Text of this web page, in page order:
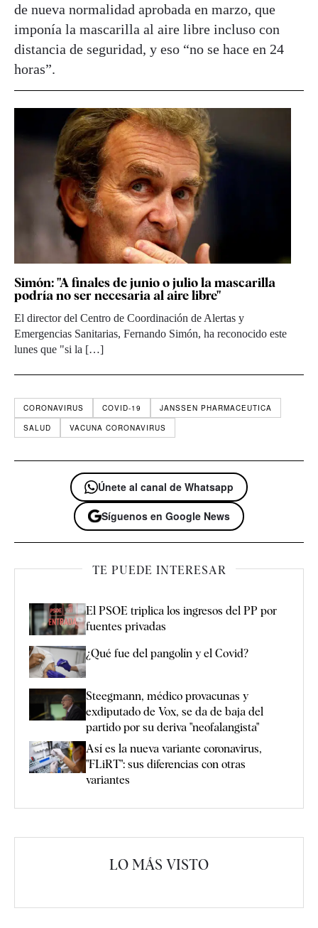
de nueva normalidad aprobada en marzo, que
imponía la mascarilla al aire libre incluso con
distancia de seguridad, y eso “no se hace en 24
horas”.
Simón: "A finales de junio o julio la mascarilla
podría no ser necesaria al aire libre"
El director del Centro de Coordinación de Alertas y
Emergencias Sanitarias, Fernando Simón, ha reconocido este
lunes que "si la […]
CORONAVIRUS COVID-19
JANSSEN PHARMACEUTICA
SALUD
VACUNA CORONAVIRUS
Únete al canal de Whatsapp
Síguenos en Google News
TE PUEDE INTERESAR
El PSOE triplica los ingresos del PP por
fuentes privadas
¿Qué fue del pangolín y el Covid?
Steegmann, médico provacunas y
exdiputado de Vox, se da de baja del
partido por su deriva "neofalangista"
Así es la nueva variante coronavirus,
"FLiRT": sus diferencias con otras
variantes
LO MÁS VISTO